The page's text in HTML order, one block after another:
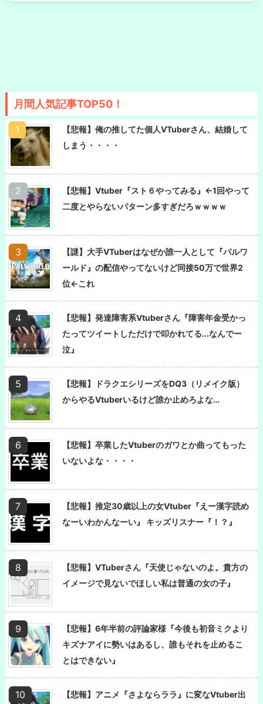
月間人気記事TOP50！
【悲報】俺の推してた個人VTuberさん、結婚して
しまう・・・・
【悲報】Vtuber『スト６やってみる』←1回やって
二度とやらないパターン多すぎだろｗｗｗｗ
【謎】大手VTuberはなぜか誰一人として『パルワ
ールド』の配信やってないけど同接50万で世界2
位←これ
【悲報】発達障害系Vtuberさん『障害年金受かっ
たってツイートしただけで叩かれてる...なんでー
泣』
【悲報】ドラクエシリーズをDQ3（リメイク版）
からやるVtuberいるけど誰か止めろよな…
【悲報】卒業したVtuberのガワとか曲ってもった
いないよな・・・・
【悲報】推定30歳以上の女Vtuber『えー漢字読め
なーいわかんなーい』 キッズリスナー『！？』
【悲報】VTuberさん『天使じゃないのよ。貴方の
イメージで見ないでほしい私は普通の女の子』
【悲報】6年半前の評論家様『今後も初音ミクより
キズナアイに勢いはあるし、誰もそれを止めるこ
とはできない』
【悲報】アニメ『さよならララ』に変なVtuber出